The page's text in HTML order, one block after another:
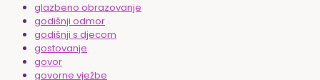
glazbeno obrazovanje
godišnji odmor
godišnji s djecom
gostovanje
govor
govorne vježbe